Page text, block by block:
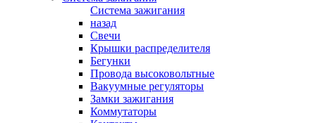
Система зажигания
назад
Свечи
Крышки распределителя
Бегунки
Провода высоковольтные
Вакуумные регуляторы
Замки зажигания
Коммутаторы